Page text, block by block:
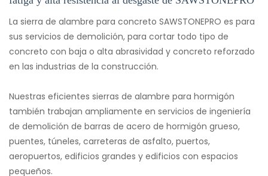
La sierra de alambre para concreto SAWSTONEPRO es para
sus servicios de demolición, para cortar todo tipo de
concreto con baja o alta abrasividad y concreto reforzado
en las industrias de la construcción.
Nuestras eficientes sierras de alambre para hormigón
también trabajan ampliamente en servicios de ingeniería
de demolición de barras de acero de hormigón grueso,
puentes, túneles, carreteras de asfalto, puertos,
aeropuertos, edificios grandes y edificios con espacios
pequeños.